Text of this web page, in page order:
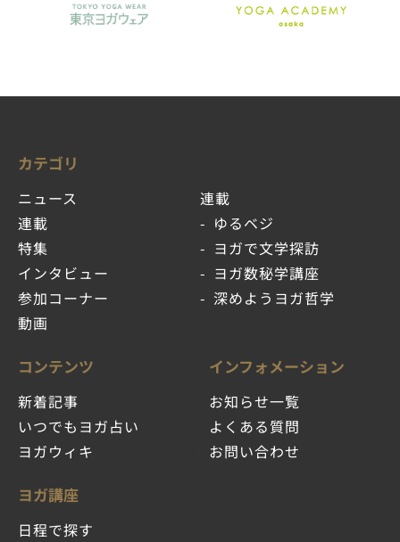
カテゴリ
ニュース
連載
特集
インタビュー
参加コーナー
動画
連載
ゆるベジ
ヨガで文学探訪
ヨガ数秘学講座
深めようヨガ哲学
コンテンツ
新着記事
いつでもヨガ占い
ヨガウィキ
ヨガ講座
日程で探す
インフォメーション
お知らせ一覧
よくある質問
お問い合わせ